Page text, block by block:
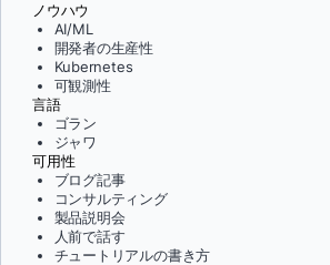
ノウハウ
AI/ML
開発者の生産性
Kubernetes
可観測性
言語
ゴラン
ジャワ
可用性
ブログ記事
コンサルティング
製品説明会
人前で話す
チュートリアルの書き方